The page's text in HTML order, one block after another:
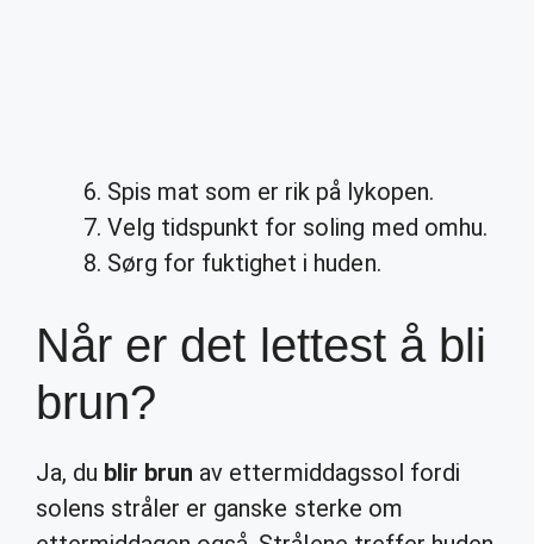
Spis mat som er rik på lykopen.
Velg tidspunkt for soling med omhu.
Sørg for fuktighet i huden.
Når er det lettest å bli
brun?
Ja, du blir brun av ettermiddagssol fordi
solens stråler er ganske sterke om